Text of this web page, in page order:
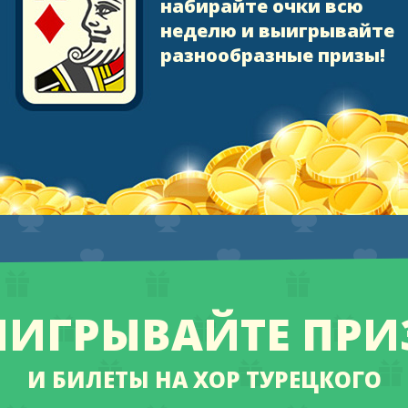
набирайте очки всю
неделю и выигрывайте
разнообразные призы!
И БИЛЕТЫ НА ХОР ТУРЕЦКОГО